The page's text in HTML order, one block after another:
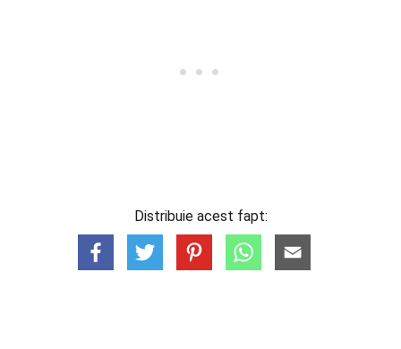
Distribuie acest fapt: